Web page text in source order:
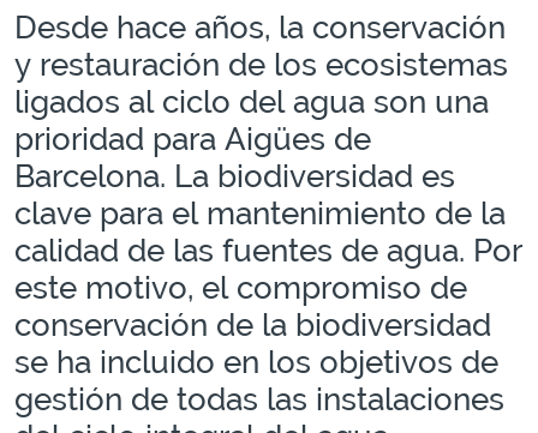
Desde hace años, la conservación
y restauración de los ecosistemas
ligados al ciclo del agua son una
prioridad para Aigües de
Barcelona. La biodiversidad es
clave para el mantenimiento de la
calidad de las fuentes de agua. Por
este motivo, el compromiso de
conservación de la biodiversidad
se ha incluido en los objetivos de
gestión de todas las instalaciones